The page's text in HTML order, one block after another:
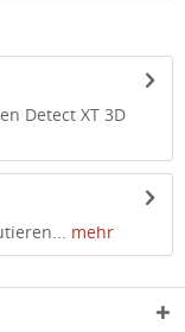
Detect XT 3D
mehr